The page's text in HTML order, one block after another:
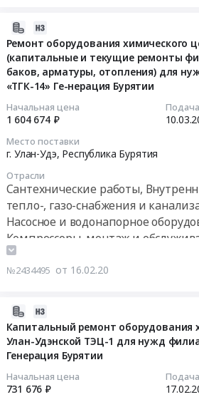
Компрессоры, монтаж и
Очистное и Фильтрующее
материалы, монтаж и
Оборудование для химической
монтаж и обслуживание
1,
Ремонт оборудования химического
(капитальные и текущие ремонты
баков, арматуры, отопления) для
«ТГК-14» Ге-нерация Бурятии
Начальная цена
1 604 674 ₽
Место поставки
г. Улан-Удэ, Республика Бурятия
Отрасли
Сантехнические работы,
тепло-, газо-снабжения и
Насосное и водонапорное
Компрессоры, монтаж и
Очистное и Фильтрующее
материалы, монтаж и
монтаж и обслуживание
Промышленные резервуары и
обслуживание
№2434495 от 16.02.20
2
Капитальный ремонт оборудования
Улан-Удэнской ТЭЦ-1 для нужд
Генерация Бурятии
Начальная цена
731 676 ₽